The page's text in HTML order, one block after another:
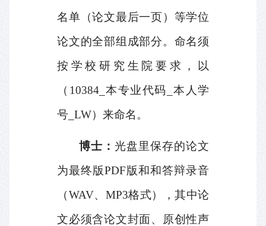
名单（论文最后一页）等学位
论文的全部组成部分。命名须
按学校研究生院要求，以
（ 10384_ 本专业代码
本人学
号 _LW）来命名。
博士： 光盘里保存的论文
为最终版PDF版和和答辩录音
（WAV、 MP3格式），其中论
文必须含论文封面、原创性声